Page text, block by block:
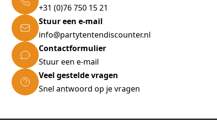
+31 (0)76 750 15 21
Stuur een e-mail
info@partytentendiscounter.nl
Contactformulier
Stuur een e-mail
Veel gestelde vragen
Snel antwoord op je vragen